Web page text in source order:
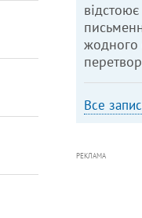
жодного
Все
РЕКЛАМА